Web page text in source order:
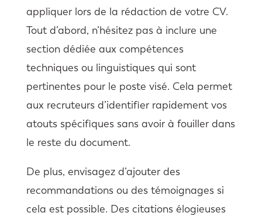
appliquer lors de la rédaction de votre CV.
Tout d’abord, n’hésitez pas à inclure une
section dédiée aux compétences
techniques ou linguistiques qui sont
pertinentes pour le poste visé. Cela permet
aux recruteurs d’identifier rapidement vos
atouts spécifiques sans avoir à fouiller dans
le reste du document.
De plus, envisagez d’ajouter des
recommandations ou des témoignages si
cela est possible. Des citations élogieuses